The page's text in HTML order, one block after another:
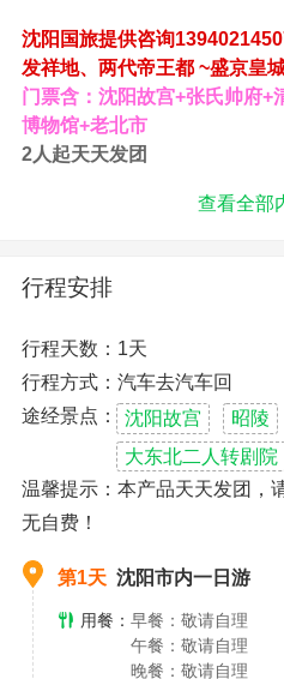
沈阳国旅提供咨询
发祥地、两代帝王都 ~盛京皇
门票含：沈阳故宫+张氏帅府+
博物馆+老北市
2人起天天发团
免票政策：70周岁以上 1.3米
一
中国现存的两大皇家宫殿建筑
座皇家建筑群。
张氏帅府是原奉系军阀首领张
的官邸和旧居。又称"大帅府"
清昭陵是沈阳市的公园，公园
君主皇太极与孝端文皇后的陵
内草木葱茏，古松参天，湖水
目。
九·一八”事变历史的博物馆
查看全部
行程安排
行程天数：1天
行程方式：汽车去汽车回
途经景点： 沈阳故宫 昭陵
大东北二人转剧院
温馨提示：本产品天天发团，
无自费！
第1天 沈阳市内一日游
用餐： 早餐：敬请自理
午餐：敬请自理
晚餐：敬请自理